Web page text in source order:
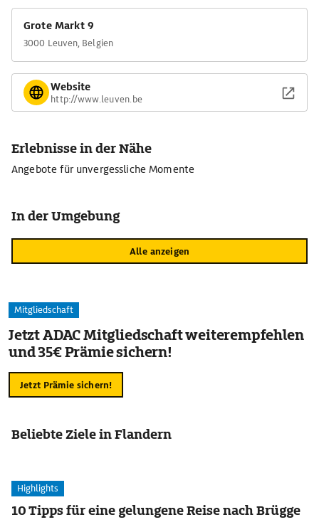
Grote Markt 9
3000 Leuven, Belgien
Website
http://www.leuven.be
Erlebnisse in der Nähe
Angebote für unvergessliche Momente
In der Umgebung
Alle anzeigen
Mitgliedschaft
Jetzt ADAC Mitgliedschaft weiterempfehlen
und 35€ Prämie sichern!
Jetzt Prämie sichern!
Beliebte Ziele in Flandern
Highlights
10 Tipps für eine gelungene Reise nach Brügge